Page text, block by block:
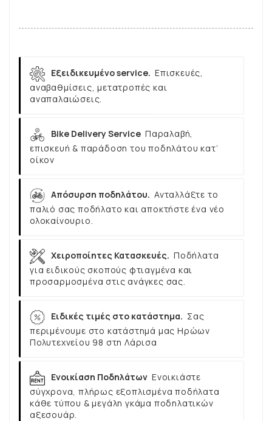
Εξειδικευμένο service. Επισκευές,
αναβαθμίσεις, μετατροπές και
αναπαλαιώσεις.
Bike Delivery Service Παραλαβή,
επισκευή & παράδοση του ποδηλάτου κατ’
οίκον
Απόσυρση ποδηλάτου. Ανταλλάξτε το
παλιό σας ποδήλατο και αποκτήστε ένα νέο
ολοκαίνουριο.
Χειροποίητες Κατασκευές. Ποδήλατα
για ειδικούς σκοπούς φτιαγμένα και
προσαρμοσμένα στις ανάγκες σας.
Ειδικές τιμές στο κατάστημα. Σας
περιμένουμε στο κατάστημά μας Ηρώων
Πολυτεχνείου 98 στη Λάρισα
Ενοικίαση Ποδηλάτων Ενοικιάστε
σύγχρονα, πλήρως εξοπλισμένα ποδήλατα
κάθε τύπου & μεγάλη γκάμα ποδηλατικών
αξεσουάρ.